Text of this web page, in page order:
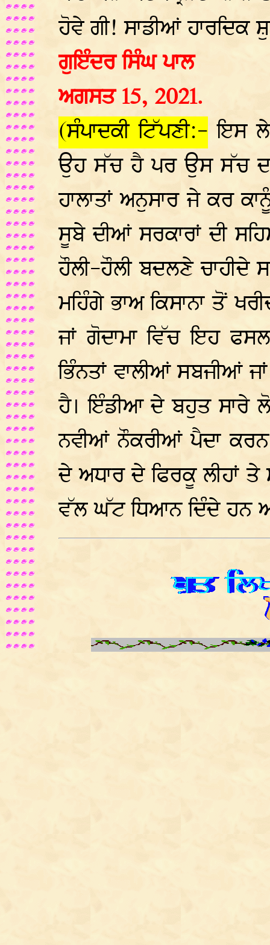
ਹੋਵੇ ਗੀ! ਸਾਡੀਆਂ ਹਾਰਦਿਕ
ਗੁਇੰਦਰ ਸਿੰਘ ਪਾਲ
ਅਗਸਤ 15, 2021.
(ਸੰਪਾਦਕੀ ਟਿੱਪਣੀ:- ਇਸ
ਉਹ ਸੱਚ ਹੈ ਪਰ ਉਸ ਸੱਚ
ਹਾਲਾਤਾਂ ਅਨੁਸਾਰ ਜੇ ਕਰ
ਸੂਬੇ ਦੀਆਂ ਸਰਕਾਰਾਂ ਦੀ
ਹੌਲੀ-ਹੌਲੀ ਬਦਲਣੇ
ਮਹਿੰਗੇ ਭਾਅ ਕਿਸਾਨਾ ਤੋਂ
ਜਾਂ ਗੋਦਾਮਾ ਵਿੱਚ ਇਹ
ਭਿੰਨਤਾਂ ਵਾਲੀਆਂ ਸਬਜੀਆਂ
ਹੈ। ਇੰਡੀਆ ਦੇ ਬਹੁਤ ਸਾਰੇ
ਨਵੀਆਂ ਨੌਕਰੀਆਂ ਪੈਦਾ
ਦੇ ਅਧਾਰ ਦੇ ਫਿਰਕੂ ਲੀਹਾਂ
ਵੱਲ ਘੱਟ ਧਿਆਨ ਦਿੰਦੇ ਹਨ